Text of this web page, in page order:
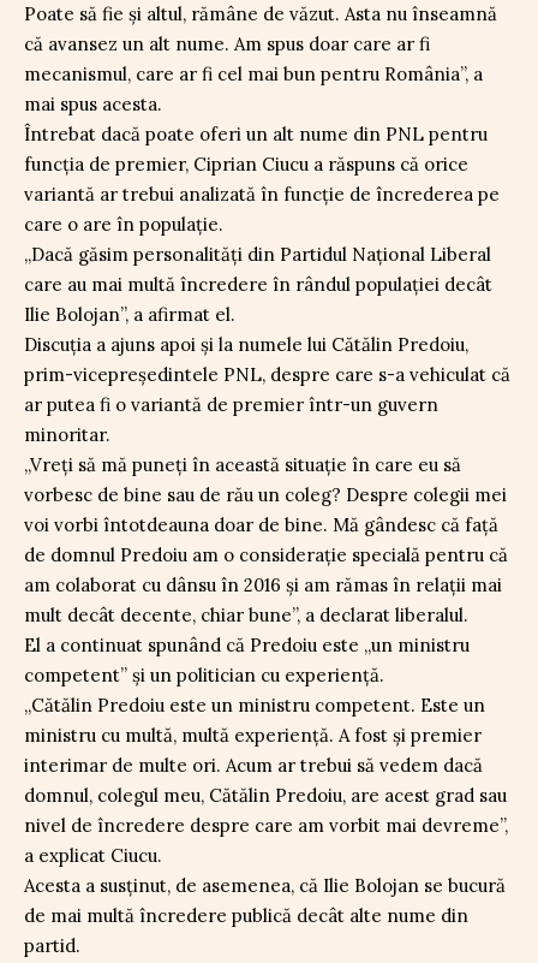
Poate să fie și altul, rămâne de văzut. Asta nu înseamnă
că avansez un alt nume. Am spus doar care ar fi
mecanismul, care ar fi cel mai bun pentru România”, a
mai spus acesta.
Întrebat dacă poate oferi un alt nume din PNL pentru
funcția de premier, Ciprian Ciucu a răspuns că orice
variantă ar trebui analizată în funcție de încrederea pe
care o are în populație.
„Dacă găsim personalități din Partidul Național Liberal
care au mai multă încredere în rândul populației decât
Ilie Bolojan”, a afirmat el.
Discuția a ajuns apoi și la numele lui Cătălin Predoiu,
prim-vicepreședintele PNL, despre care s-a vehiculat că
ar putea fi o variantă de premier într-un guvern
minoritar.
„Vreți să mă puneți în această situație în care eu să
vorbesc de bine sau de rău un coleg? Despre colegii mei
voi vorbi întotdeauna doar de bine. Mă gândesc că față
de domnul Predoiu am o considerație specială pentru că
am colaborat cu dânsu în 2016 și am rămas în relații mai
mult decât decente, chiar bune”, a declarat liberalul.
El a continuat spunând că Predoiu este „un ministru
competent” și un politician cu experiență.
„Cătălin Predoiu este un ministru competent. Este un
ministru cu multă, multă experiență. A fost și premier
interimar de multe ori. Acum ar trebui să vedem dacă
domnul, colegul meu, Cătălin Predoiu, are acest grad sau
nivel de încredere despre care am vorbit mai devreme”,
a explicat Ciucu.
Acesta a susținut, de asemenea, că Ilie Bolojan se bucură
de mai multă încredere publică decât alte nume din
partid.